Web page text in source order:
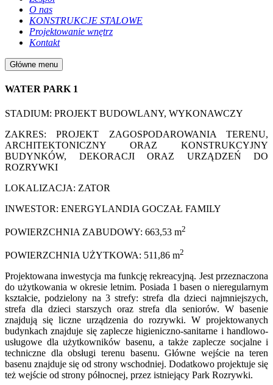
O nas
KONSTRUKCJE STALOWE
Projektowanie wnętrz
Kontakt
Główne menu
WATER PARK 1
STADIUM: PROJEKT BUDOWLANY, WYKONAWCZY
ZAKRES: PROJEKT ZAGOSPODAROWANIA TERENU,
ARCHITEKTONICZNY ORAZ KONSTRUKCYJNY
BUDYNKÓW, DEKORACJI ORAZ URZĄDZEŃ DO
ROZRYWKI
LOKALIZACJA: ZATOR
INWESTOR: ENERGYLANDIA GOCZAŁ FAMILY
POWIERZCHNIA ZABUDOWY: 663,53 m2
POWIERZCHNIA UŻYTKOWA: 511,86 m2
Projektowana inwestycja ma funkcję rekreacyjną. Jest przeznaczona
do użytkowania w okresie letnim. Posiada 1 basen o nieregularnym
kształcie, podzielony na 3 strefy: strefa dla dzieci najmniejszych,
strefa dla dzieci starszych oraz strefa dla seniorów. W basenie
znajdują się liczne urządzenia do rozrywki. W projektowanych
budynkach znajduje się zaplecze higieniczno-sanitarne i handlowo-
usługowe dla użytkowników basenu, a także zaplecze socjalne i
techniczne dla obsługi terenu basenu. Główne wejście na teren
basenu znajduje się od strony wschodniej. Dodatkowo projektuje się
też wejście od strony północnej, przez istniejący Park Rozrywki.